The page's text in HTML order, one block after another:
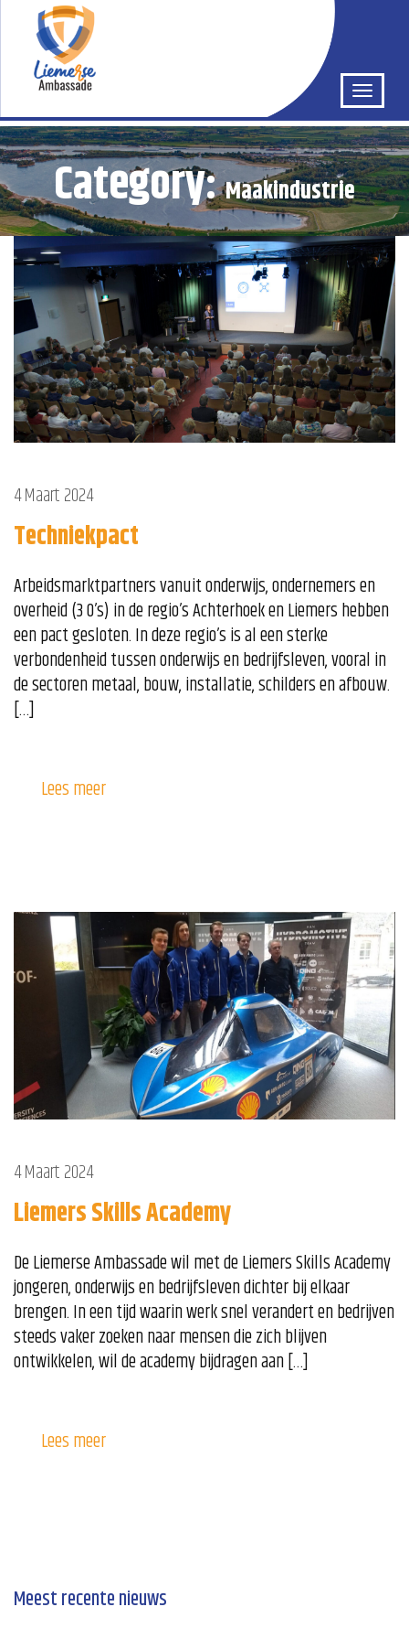
Category:Maakindustrie
4 Maart 2024
Techniekpact
Arbeidsmarktpartners vanuit onderwijs, ondernemers en
overheid (3 O’s) in de regio’s Achterhoek en Liemers hebben
een pact gesloten. In deze regio’s is al een sterke
verbondenheid tussen onderwijs en bedrijfsleven, vooral in
de sectoren metaal, bouw, installatie, schilders en afbouw.
[…]
Lees meer
4 Maart 2024
Liemers Skills Academy
De Liemerse Ambassade wil met de Liemers Skills Academy
jongeren, onderwijs en bedrijfsleven dichter bij elkaar
brengen. In een tijd waarin werk snel verandert en bedrijven
steeds vaker zoeken naar mensen die zich blijven
ontwikkelen, wil de academy bijdragen aan […]
Lees meer
Meest recente nieuws